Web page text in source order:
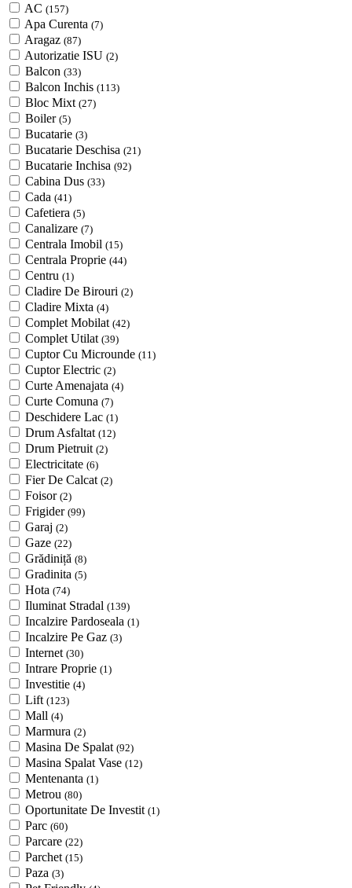
AC (157)
Apa Curenta (7)
Aragaz (87)
Autorizatie ISU (2)
Balcon (33)
Balcon Inchis (113)
Bloc Mixt (27)
Boiler (5)
Bucatarie (3)
Bucatarie Deschisa (21)
Bucatarie Inchisa (92)
Cabina Dus (33)
Cada (41)
Cafetiera (5)
Canalizare (7)
Centrala Imobil (15)
Centrala Proprie (44)
Centru (1)
Cladire De Birouri (2)
Cladire Mixta (4)
Complet Mobilat (42)
Complet Utilat (39)
Cuptor Cu Microunde (11)
Cuptor Electric (2)
Curte Amenajata (4)
Curte Comuna (7)
Deschidere Lac (1)
Drum Asfaltat (12)
Drum Pietruit (2)
Electricitate (6)
Fier De Calcat (2)
Foisor (2)
Frigider (99)
Garaj (2)
Gaze (22)
Grădiniță (8)
Gradinita (5)
Hota (74)
Iluminat Stradal (139)
Incalzire Pardoseala (1)
Incalzire Pe Gaz (3)
Internet (30)
Intrare Proprie (1)
Investitie (4)
Lift (123)
Mall (4)
Marmura (2)
Masina De Spalat (92)
Masina Spalat Vase (12)
Mentenanta (1)
Metrou (80)
Oportunitate De Investit (1)
Parc (60)
Parcare (22)
Parchet (15)
Paza (3)